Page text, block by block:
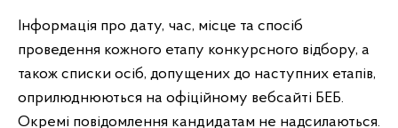
Інформація про дату, час, місце та спосіб
проведення кожного етапу конкурсного відбору, а
також списки осіб, допущених до наступних етапів,
оприлюднюються на офіційному вебсайті БЕБ.
Окремі повідомлення кандидатам не надсилаються.